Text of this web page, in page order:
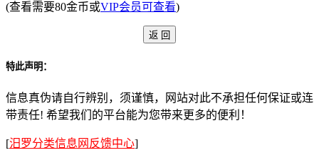
(查看需要80金币或VIP会员可查看)
特此声明：
信息真伪请自行辨别，须谨慎，网站对此不承担任何保证或连
带责任! 希望我们的平台能为您带来更多的便利！
[汨罗分类信息网反馈中心]